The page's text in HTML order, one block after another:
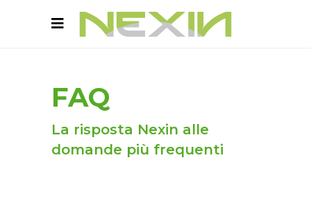
FAQ
La risposta Nexin alle
domande più frequenti